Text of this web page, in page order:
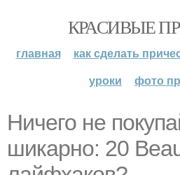
КРАСИВЫЕ
главная как сделать
уроки
фото
Ничего не
шикарно: 20